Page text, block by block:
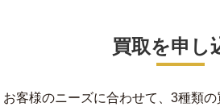
買取を申し
お客様のニーズに合わせて、3種類